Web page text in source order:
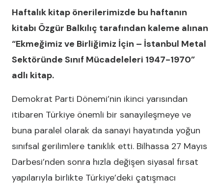
Haftalık kitap önerilerimizde bu haftanın
kitabı Özgür Balkılıç tarafından kaleme alınan
“Ekmeğimiz ve Birliğimiz İçin – İstanbul Metal
Sektöründe Sınıf Mücadeleleri 1947-1970”
adlı kitap.
Demokrat Parti Dönemi’nin ikinci yarısından
itibaren Türkiye önemli bir sanayileşmeye ve
buna paralel olarak da sanayi hayatında yoğun
sınıfsal gerilimlere tanıklık etti. Bilhassa 27 Mayıs
Darbesi’nden sonra hızla değişen siyasal fırsat
yapılarıyla birlikte Türkiye’deki çatışmacı